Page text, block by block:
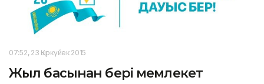
07:52, 23 Қыркүйек 2015
Жыл басынан бері мемлекет